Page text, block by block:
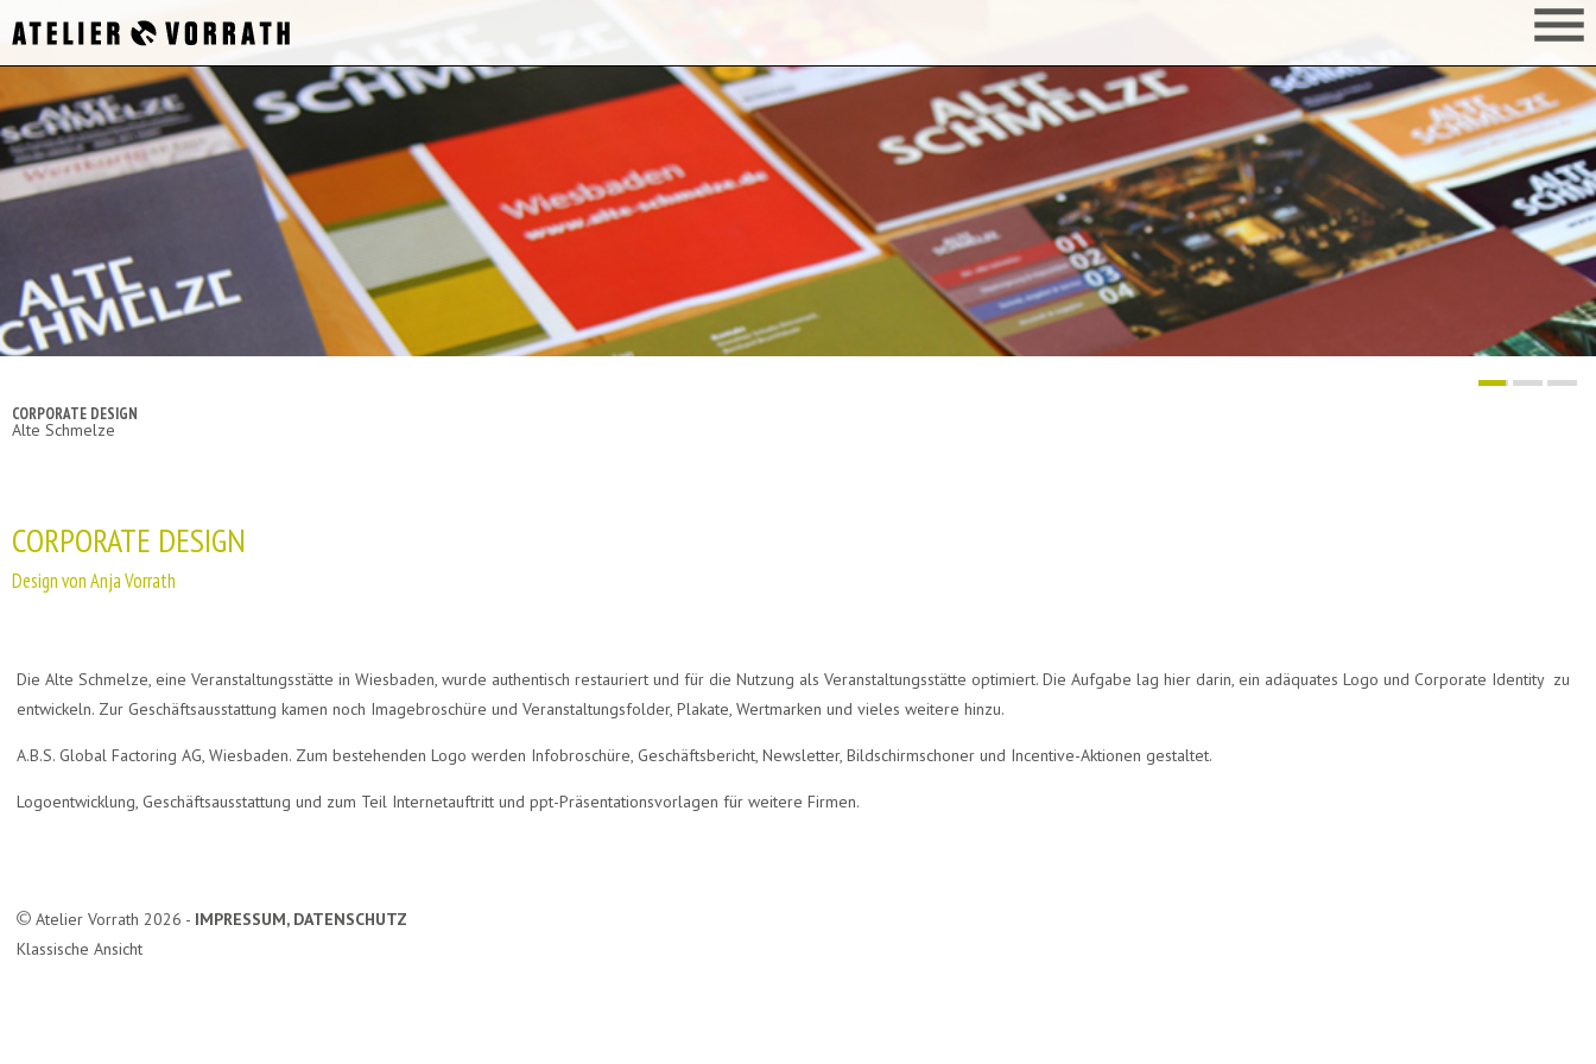
CORPORATE DESIGN
Alte Schmelze
CORPORATE DESIGN
Design von Anja Vorrath
Die Alte Schmelze, eine Veranstaltungsstätte in Wiesbaden, wurde authentisch restauriert und für die Nutzung als Veranstaltungsstätte optimiert. Die Aufgabe lag hier darin, ein adäquates Logo und Corporate Identity zu
entwickeln. Zur Geschäftsausstattung kamen noch Imagebroschüre und Veranstaltungsfolder, Plakate, Wertmarken und vieles weitere hinzu.
A.B.S. Global Factoring AG, Wiesbaden. Zum bestehenden Logo werden Infobroschüre, Geschäftsbericht, Newsletter, Bildschirmschoner und Incentive-Aktionen gestaltet.
Logoentwicklung, Geschäftsausstattung und zum Teil Internetauftritt und ppt-Präsentationsvorlagen für weitere Firmen.
Atelier Vorrath 2026 - IMPRESSUM, DATENSCHUTZ
Klassische Ansicht